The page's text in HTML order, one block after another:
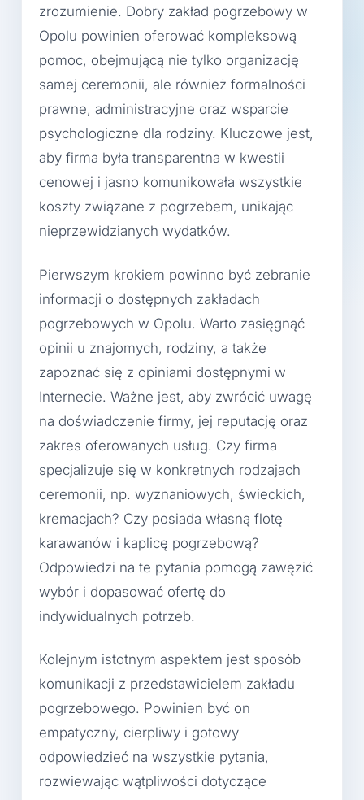
zrozumienie. Dobry zakład pogrzebowy w
Opolu powinien oferować kompleksową
pomoc, obejmującą nie tylko organizację
samej ceremonii, ale również formalności
prawne, administracyjne oraz wsparcie
psychologiczne dla rodziny. Kluczowe jest,
aby firma była transparentna w kwestii
cenowej i jasno komunikowała wszystkie
koszty związane z pogrzebem, unikając
nieprzewidzianych wydatków.
Pierwszym krokiem powinno być zebranie
informacji o dostępnych zakładach
pogrzebowych w Opolu. Warto zasięgnąć
opinii u znajomych, rodziny, a także
zapoznać się z opiniami dostępnymi w
Internecie. Ważne jest, aby zwrócić uwagę
na doświadczenie firmy, jej reputację oraz
zakres oferowanych usług. Czy firma
specjalizuje się w konkretnych rodzajach
ceremonii, np. wyznaniowych, świeckich,
kremacjach? Czy posiada własną flotę
karawanów i kaplicę pogrzebową?
Odpowiedzi na te pytania pomogą zawęzić
wybór i dopasować ofertę do
indywidualnych potrzeb.
Kolejnym istotnym aspektem jest sposób
komunikacji z przedstawicielem zakładu
pogrzebowego. Powinien być on
empatyczny, cierpliwy i gotowy
odpowiedzieć na wszystkie pytania,
rozwiewając wątpliwości dotyczące